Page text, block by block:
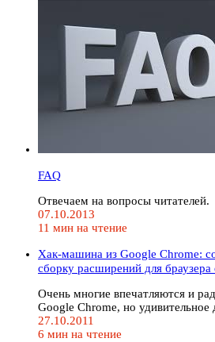
FAQ
Отвечаем на вопросы читателей.
07.10.2013
11 мин на чтение
Хак-машина из Google Chrome:
сборку расширений для браузера
Очень многие впечатляются и
Google Chrome, но
27.10.2011
6 мин на чтение